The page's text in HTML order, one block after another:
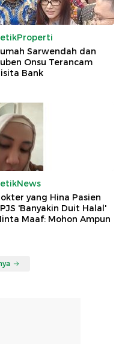
Sarwendah dan
Onsu Terancam
Bank
yang Hina Pasien
'Banyakin Duit Halal'
Maaf: Mohon Ampun